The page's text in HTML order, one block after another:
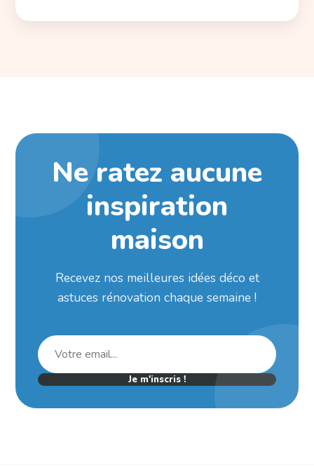
Ne ratez aucune
inspiration
maison
Recevez nos meilleures idées déco et
astuces rénovation chaque semaine !
Je m'inscris !